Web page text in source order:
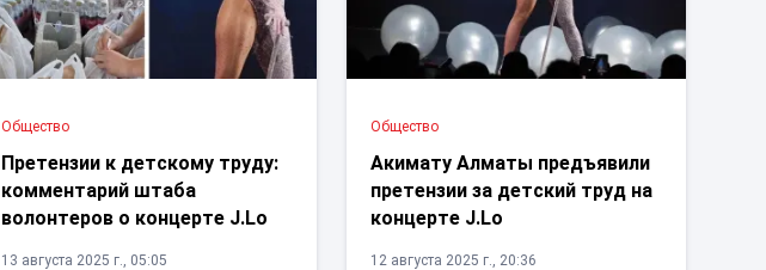
Общество
Претензии к детскому труду:
комментарий штаба
волонтеров о концерте J.Lo
13 августа 2025 г., 05:05
Общество
Акимату Алматы предъявили
претензии за детский труд на
концерте J.Lo
12 августа 2025 г., 20:36